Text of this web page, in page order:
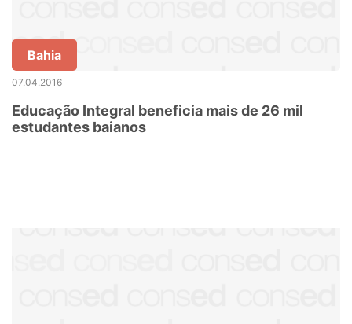
Bahia
07.04.2016
Educação Integral beneficia mais de 26 mil
estudantes baianos